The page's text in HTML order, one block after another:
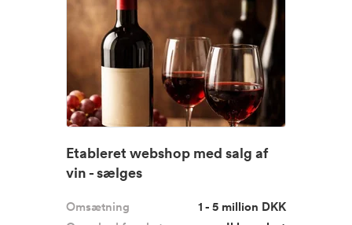
Etableret webshop med salg af
vin - sælges
Omsætning
1 - 5 million DKK